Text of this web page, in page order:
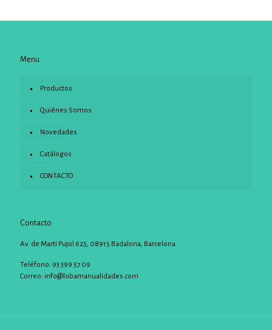
Menu
Productos
Quiénes Somos
Novedades
Catálogos
CONTACTO
Contacto
Av. de Martí Pujol 625, 08915 Badalona, Barcelona
Teléfono: 93 399 57 09
Correo: info@lobamanualidades.com